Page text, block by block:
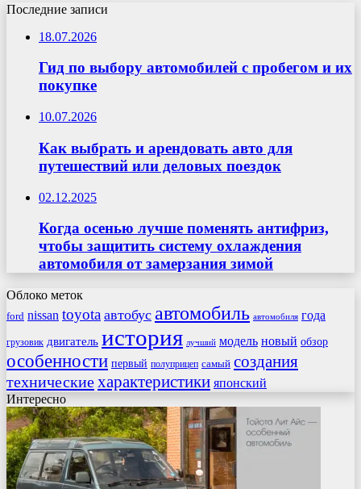
Последние записи
18.07.2026
Гид по выбору автомобилей с пробегом и их
покупке
10.07.2026
Как выбрать и арендовать авто для
путешествий или деловых поездок
02.12.2025
Когда осенью лучше поменять антифриз,
чтобы защитить систему охлаждения
автомобиля от замерзания зимой
Облоко меток
ford nissan toyota автобус автомобиль автомобиля года
грузовик двигатель история лучший модель новый обзор
особенности первый полуприцеп самый создания
техническиехарактеристики японский
Интересно